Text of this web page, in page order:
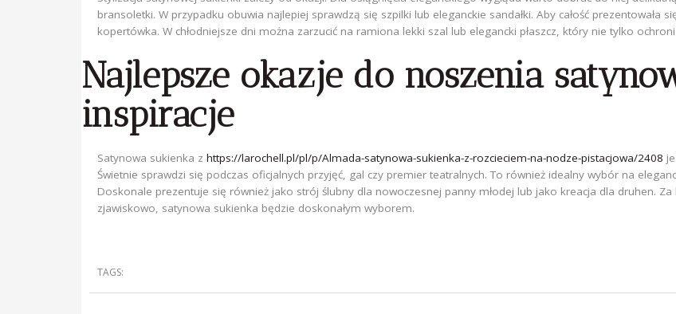
bransoletki. W przypadku obuwia najlepiej sprawdzą się szpilki lub eleganckie sandałki. Aby całość prezentowała
kopertówka. W chłodniejsze dni można zarzucić na ramiona lekki szal lub elegancki płaszcz, który nie tylko
Najlepsze okazje do noszenia
inspiracje
Satynowa sukienka z https://larochell.pl/pl/p/Almada-satynowa-sukienka-z-rozcieciem-na-nodze-pistacjowa/2408
Świetnie sprawdzi się podczas oficjalnych przyjęć, gal czy premier teatralnych. To również idealny wybór na
Doskonale prezentuje się również jako strój ślubny dla nowoczesnej panny młodej lub jako kreacja dla druhen.
zjawiskowo, satynowa sukienka będzie doskonałym wyborem.
TAGS: